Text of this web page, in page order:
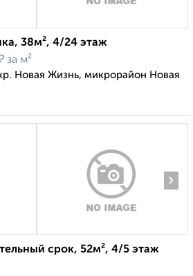
38м², 4/24 этаж
за м²
Новая Жизнь, микрорайон Новая
›
срок, 52м², 4/5 этаж